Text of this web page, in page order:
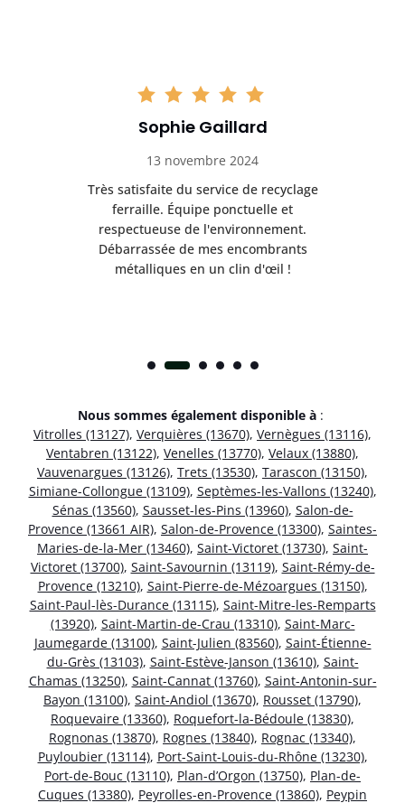
Sophie Gaillard
13 novembre 2024
Très satisfaite du service de recyclage
ferraille. Équipe ponctuelle et
respectueuse de l'environnement.
Débarrassée de mes encombrants
métalliques en un clin d'œil !
Nous sommes également disponible à :
Vitrolles (13127), Verquières (13670), Vernègues (13116),
Ventabren (13122), Venelles (13770), Velaux (13880),
Vauvenargues (13126), Trets (13530), Tarascon (13150),
Simiane-Collongue (13109), Septèmes-les-Vallons (13240),
Sénas (13560), Sausset-les-Pins (13960), Salon-de-
Provence (13661 AIR), Salon-de-Provence (13300), Saintes-
Maries-de-la-Mer (13460), Saint-Victoret (13730), Saint-
Victoret (13700), Saint-Savournin (13119), Saint-Rémy-de-
Provence (13210), Saint-Pierre-de-Mézoargues (13150),
Saint-Paul-lès-Durance (13115), Saint-Mitre-les-Remparts
(13920), Saint-Martin-de-Crau (13310), Saint-Marc-
Jaumegarde (13100), Saint-Julien (83560), Saint-Étienne-
du-Grès (13103), Saint-Estève-Janson (13610), Saint-
Chamas (13250), Saint-Cannat (13760), Saint-Antonin-sur-
Bayon (13100), Saint-Andiol (13670), Rousset (13790),
Roquevaire (13360), Roquefort-la-Bédoule (13830),
Rognonas (13870), Rognes (13840), Rognac (13340),
Puyloubier (13114), Port-Saint-Louis-du-Rhône (13230),
Port-de-Bouc (13110), Plan-d’Orgon (13750), Plan-de-
Cuques (13380), Peyrolles-en-Provence (13860), Peypin